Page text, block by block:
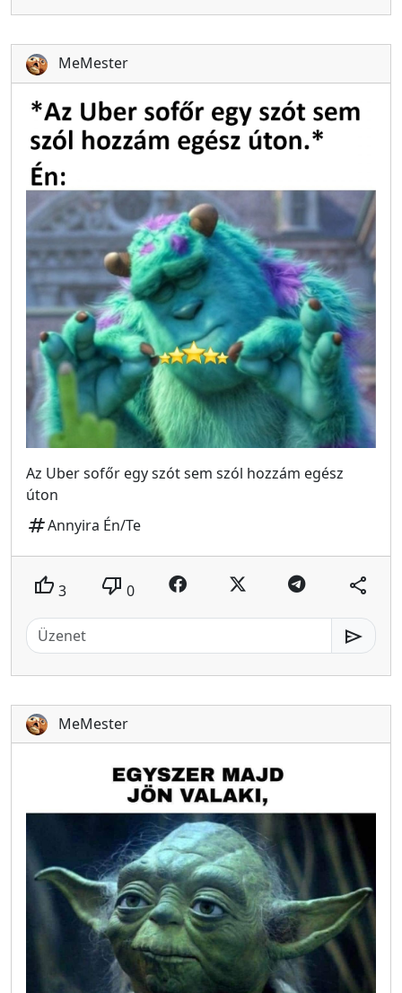
MeMester
Az Uber sofőr egy szót sem szól hozzám egész
úton
tagAnnyira Én/Te
thumb_up 3 thumb_down 0 share
send
MeMester